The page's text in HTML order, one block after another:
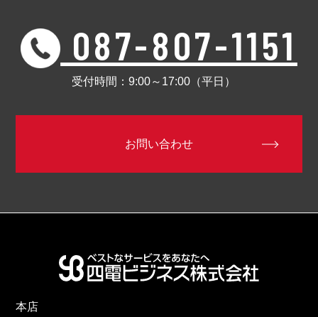
087-807-1151
受付時間：9:00～17:00（平日）
お問い合わせ
本店